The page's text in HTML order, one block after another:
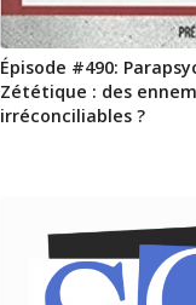
Épisode #490:
Zététique : des
irréconciliables ?